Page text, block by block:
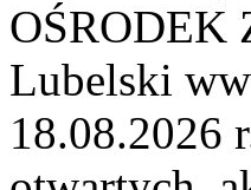
OŚRODEK
Lubelski
18.08.2026